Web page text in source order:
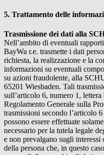
5. Trattamento delle
Trasmissione dei dati alla
Nell’ambito di eventuali
BayWa r.e. trasmette i dati
richiesta, la realizzazione e la
informazioni su eventuali
su azioni fraudolente, alla
65201 Wiesbaden. Tali
sull’articolo 6, numero 1,
Regolamento Generale sulla
trasmissioni secondo l’articolo
possono essere effettuate
necessario per la tutela legale
e non prevalgano sugli
della persona che, in questo